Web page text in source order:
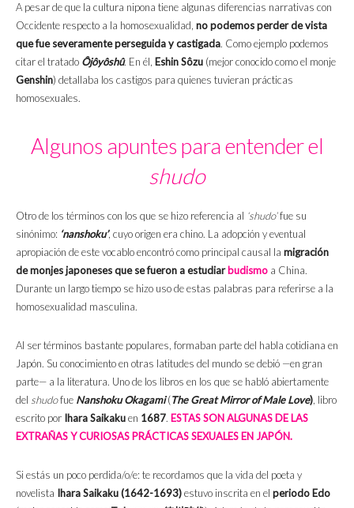
A pesar de que la cultura nipona tiene algunas diferencias narrativas con
Occidente respecto a la homosexualidad, no podemos perder de vista
que fue severamente perseguida y castigada. Como ejemplo podemos
citar el tratado Ôjôyôshû. En él, Eshin Sôzu (mejor conocido como el monje
Genshin) detallaba los castigos para quienes tuvieran prácticas
homosexuales.
Algunos apuntes para entender el
shudo
Otro de los términos con los que se hizo referencia al ‘shudo’fue su
sinónimo: ‘nanshoku’, cuyo origen era chino. La adopción y eventual
apropiación de este vocablo encontró como principal causal la migración
de monjes japoneses que se fueron a estudiarbudismo a China.
Durante un largo tiempo se hizo uso de estas palabras para referirse a la
homosexualidad masculina.
Al ser términos bastante populares, formaban parte del habla cotidiana en
Japón. Su conocimiento en otras latitudes del mundo se debió —en gran
parte— a la literatura. Uno de los libros en los que se habló abiertamente
del shudofue Nanshoku Okagami(The Great Mirror of Male Love), libro
escrito por Ihara Saikakuen 1687. ESTAS SON ALGUNAS DE LAS
EXTRAÑAS Y CURIOSAS PRÁCTICAS SEXUALES EN JAPÓN.
Si estás un poco perdida/o/e: te recordamos que la vida del poeta y
novelista Ihara Saikaku (1642-1693)estuvo inscrita en el periodo Edo